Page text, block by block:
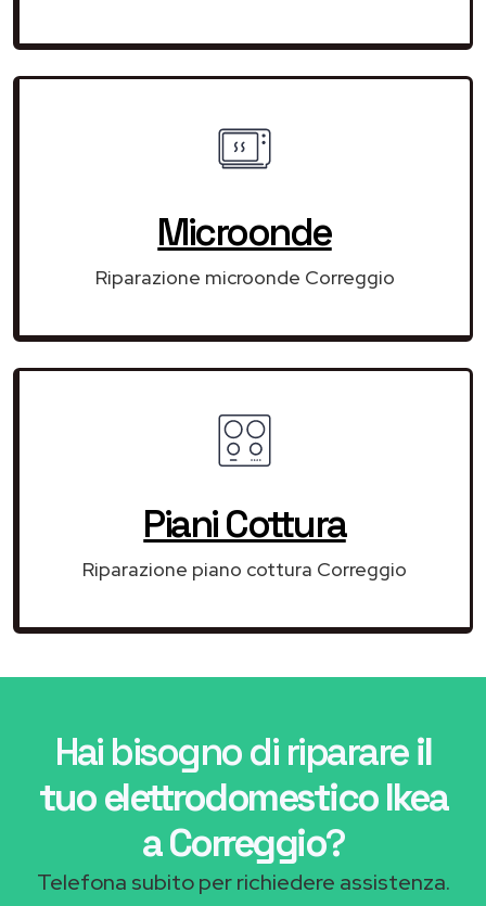
Microonde
Riparazione microonde Correggio
Piani Cottura
Riparazione piano cottura Correggio
Hai bisogno di riparareil
tuo elettrodomestico Ikea
a Correggio?
Telefona subito per richiedere assistenza.